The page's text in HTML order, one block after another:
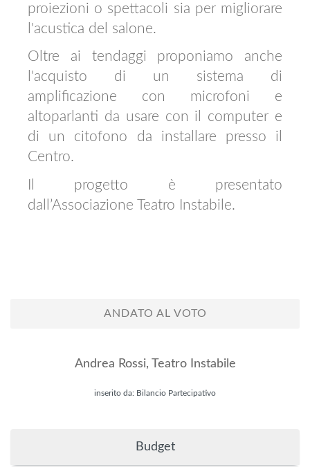
proiezioni o spettacoli sia per migliorare
l'acustica del salone.
Oltre ai tendaggi proponiamo anche
l'acquisto di un sistema di
amplificazione con microfoni e
altoparlanti da usare con il computer e
di un citofono da installare presso il
Centro.
Il progetto è presentato
dall’Associazione Teatro Instabile.
ANDATO AL VOTO
Andrea Rossi, Teatro Instabile
inserito da: Bilancio Partecipativo
Budget